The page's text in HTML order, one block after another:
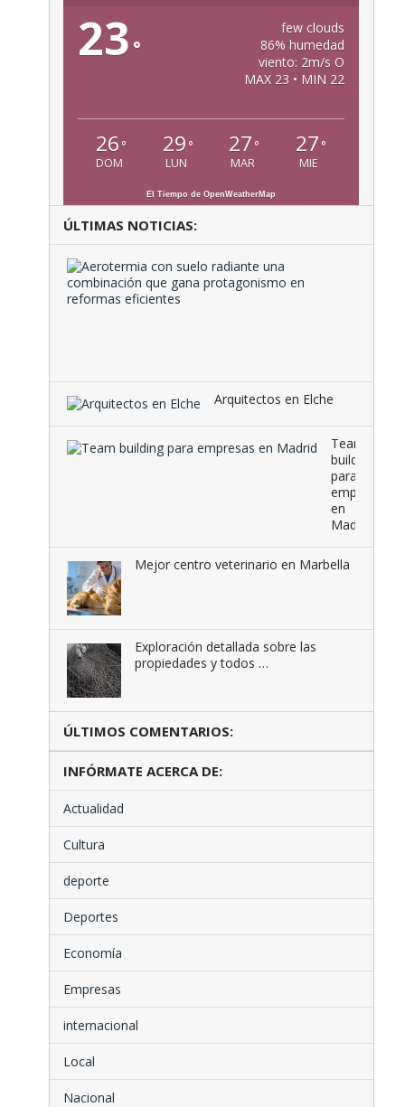
23 °
few clouds
86% humedad
viento: 2m/s O
MAX 23 • MIN 22
26 °
DOM
29 °
LUN
27 °
MAR
27 °
MIE
El Tiempo de OpenWeatherMap
ÚLTIMAS NOTICIAS:
Arquitectos en Elche
Team
building
para
empresas
en
Madrid
Mejor centro veterinario en Marbella
Exploración detallada sobre las
propiedades y todos …
ÚLTIMOS COMENTARIOS:
INFÓRMATE ACERCA DE:
Actualidad
Cultura
deporte
Deportes
Economía
Empresas
internacional
Local
Nacional